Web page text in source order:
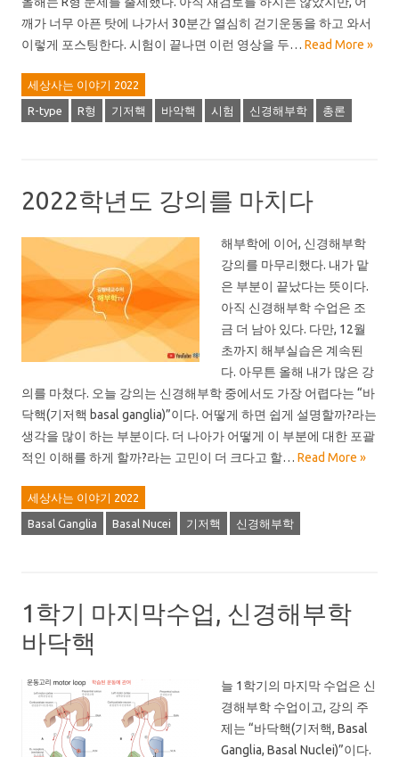
깨가 너무 아픈 탓에 나가서 30분간 열심히 걷기운동을 하고 와서
이렇게 포스팅한다. 시험이 끝나면 이런 영상을 두… Read More »
세상사는 이야기 2022
R-type R형 기저핵 바악핵 시험 신경해부학 총론
2022학년도 강의를 마치다
해부학에 이어, 신경해부학
강의를 마무리했다. 내가 맡
은 부분이 끝났다는 뜻이다.
아직 신경해부학 수업은 조
금 더 남아 있다. 다만, 12월
초까지 해부실습은 계속된
다. 아무튼 올해 내가 많은 강
의를 마쳤다. 오늘 강의는 신경해부학 중에서도 가장 어렵다는 “바
닥핵(기저핵 basal ganglia)”이다. 어떻게 하면 쉽게 설명할까?라는
생각을 많이 하는 부분이다. 더 나아가 어떻게 이 부분에 대한 포괄
적인 이해를 하게 할까?라는 고민이 더 크다고 할… Read More »
세상사는 이야기 2022
Basal Ganglia Basal Nucei 기저핵 신경해부학
1학기 마지막수업, 신경해부학
바닥핵
늘 1학기의 마지막 수업은 신
경해부학 수업이고, 강의 주
제는 “바닥핵(기저핵, Basal
Ganglia, Basal Nuclei)”이다.